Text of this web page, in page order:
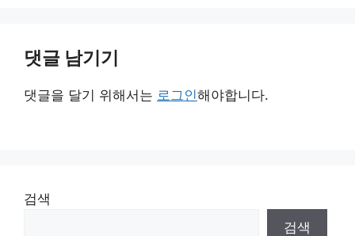
댓글 남기기
댓글을 달기 위해서는 로그인해야합니다.
검색
검색